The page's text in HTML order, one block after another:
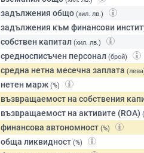
задължения общо (хил. лв.)
задължения към финансови
собствен капитал (хил. лв.)
средносписъчен персонал (брой)
средна нетна месечна заплата
нетен марж (%)
възвращаемост на собствения
възвращаемост на активите (ROA)
финансова автономност (%)
обща ликвидност (%)